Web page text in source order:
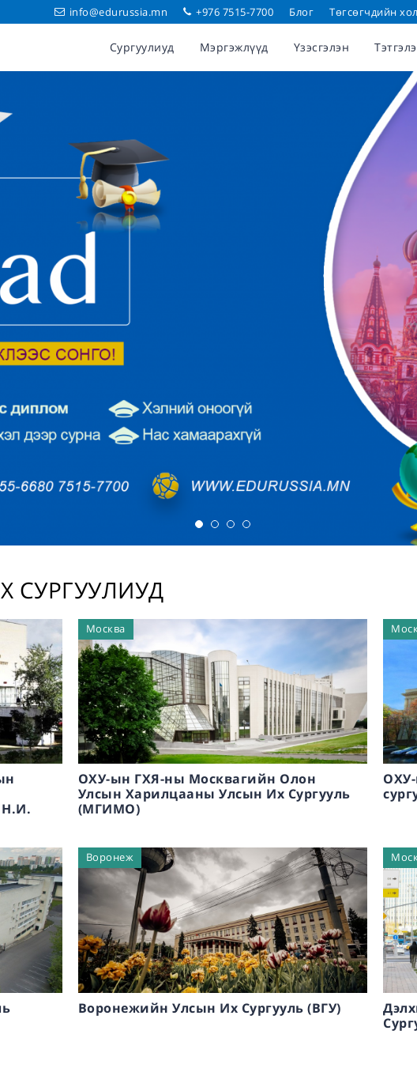
info@edurussia.mn +976 7515-7700 Блог Төгсөгчдийн
Сургуулиуд Мэргэжлүүд Үзэсгэлэн
СУРГУУЛИУД
Н.И.
ОХУ-ын ГХЯ-ны Москвагийн Олон
Улсын Харилцааны Улсын Их Сургууль
(МГИМО)
Москва
Воронежийн Улсын Их Сургууль (ВГУ)
Воронеж